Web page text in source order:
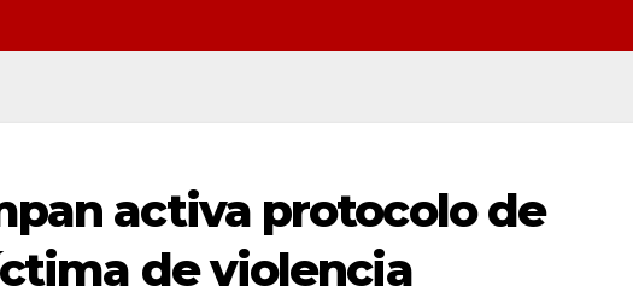
activa protocolo de
de violencia